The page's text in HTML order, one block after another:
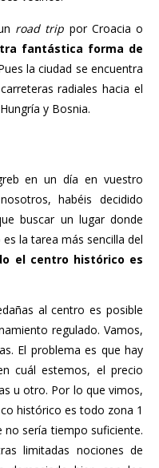
road trip por Croacia o
fantástica forma de
la ciudad se encuentra
radiales hacia el
y Bosnia.
en un día en vuestro
habéis decidido
buscar un lugar donde
la tarea más sencilla del
el centro histórico es
al centro es posible
regulado. Vamos,
El problema es que hay
cuál estemos, el precio
u otro. Por lo que vimos,
histórico es todo zona 1
no sería tiempo suficiente.
limitadas nociones de